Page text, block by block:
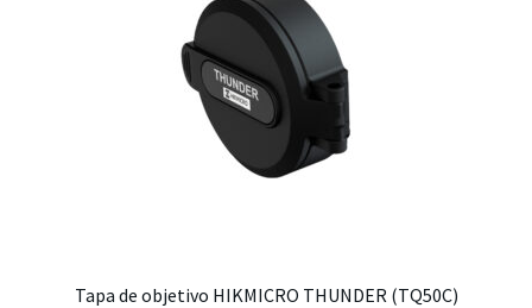
Tapa de objetivo HIKMICRO THUNDER (TQ50C)